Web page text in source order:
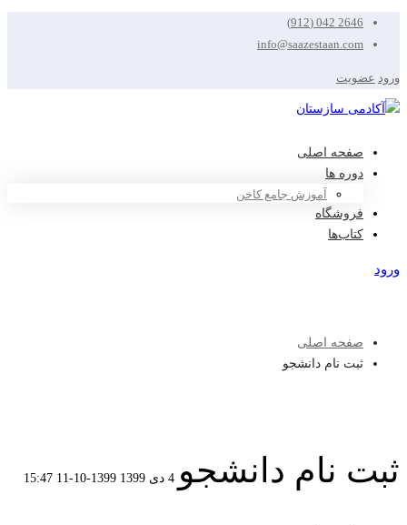
2646 042 (912)
info@saazestaan.com
ورود عضویت
صفحه اصلی
دوره ها
آموزش جامع کاخن
فروشگاه
کتاب‌ها
ورود
صفحه اصلی
ثبت نام دانشجو
ثبت نام دانشجو 4 دی 1399 1399-10-11 15:47